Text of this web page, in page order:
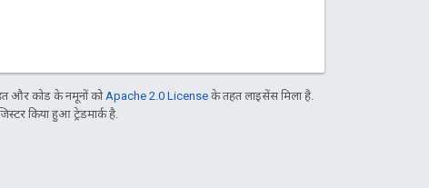
और कोड के नमूनों को Apache 2.0 License के तहत लाइसेंस मिला है.
किया हुआ ट्रेडमार्क है.